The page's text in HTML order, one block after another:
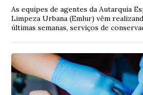
As equipes de agentes da Autarquia
Limpeza Urbana (Emlur) vêm
últimas semanas, serviços de